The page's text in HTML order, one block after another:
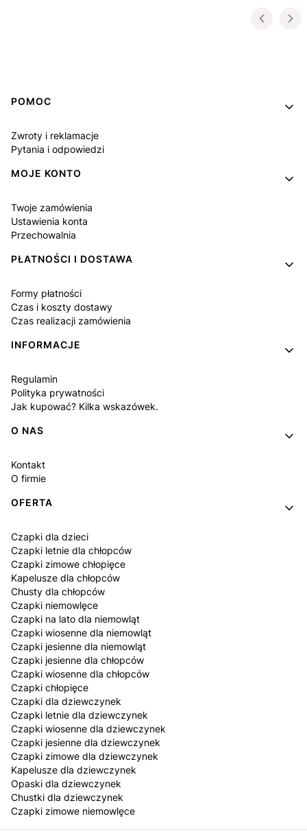
Linki w stopce
POMOC
Zwroty i reklamacje
Pytania i odpowiedzi
MOJE KONTO
Twoje zamówienia
Ustawienia konta
Przechowalnia
PŁATNOŚCI I DOSTAWA
Formy płatności
Czas i koszty dostawy
Czas realizacji zamówienia
INFORMACJE
Regulamin
Polityka prywatności
Jak kupować? Kilka wskazówek.
O NAS
Kontakt
O firmie
OFERTA
Czapki dla dzieci
Czapki letnie dla chłopców
Czapki zimowe chłopięce
Kapelusze dla chłopców
Chusty dla chłopców
Czapki niemowlęce
Czapki na lato dla niemowląt
Czapki wiosenne dla niemowląt
Czapki jesienne dla niemowląt
Czapki jesienne dla chłopców
Czapki wiosenne dla chłopców
Czapki chłopięce
Czapki dla dziewczynek
Czapki letnie dla dziewczynek
Czapki wiosenne dla dziewczynek
Czapki jesienne dla dziewczynek
Czapki zimowe dla dziewczynek
Kapelusze dla dziewczynek
Opaski dla dziewczynek
Chustki dla dziewczynek
Czapki zimowe niemowlęce